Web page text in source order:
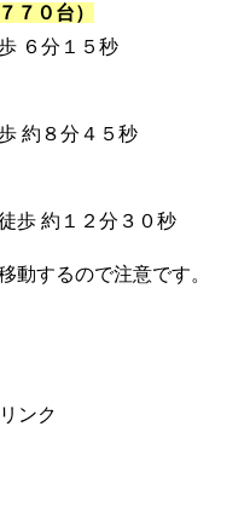
７０台）
６分１５秒
約８分４５秒
歩 約１２分３０秒
動するので注意です。
ンク